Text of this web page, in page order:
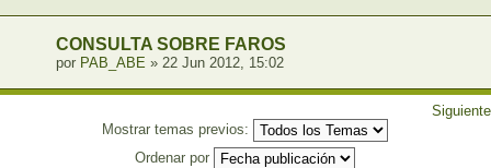
CONSULTA SOBRE FAROS
por PAB_ABE » 22 Jun 2012, 15:02
Siguiente
Mostrar temas previos:
Ordenar por